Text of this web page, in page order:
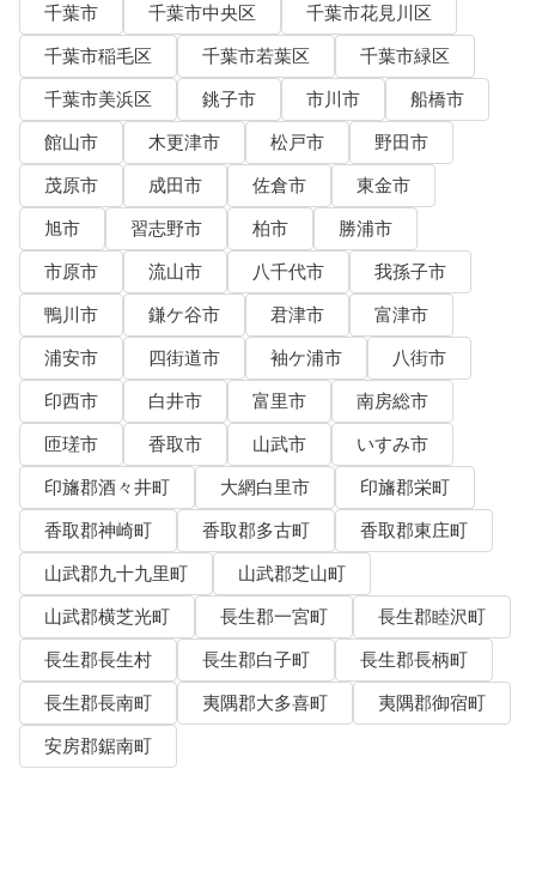
千葉市 千葉市中央区
千葉市花見川区
千葉市稲毛区
千葉市若葉区
千葉市緑区
千葉市美浜区
銚子市 市川市
船橋市
館山市
木更津市 松戸市
野田市
茂原市
成田市 佐倉市
東金市
旭市
習志野市 柏市
勝浦市
市原市
流山市 八千代市
我孫子市
鴨川市
鎌ケ谷市 君津市
富津市
浦安市
四街道市 袖ケ浦市
八街市
印西市
白井市 富里市
南房総市
匝瑳市
香取市 山武市
いすみ市
印旛郡酒々井町
大網白里市
印旛郡栄町
香取郡神崎町
香取郡多古町
香取郡東庄町
山武郡九十九里町
山武郡芝山町
山武郡横芝光町
長生郡一宮町
長生郡睦沢町
長生郡長生村
長生郡白子町
長生郡長柄町
長生郡長南町
夷隅郡大多喜町
夷隅郡御宿町
安房郡鋸南町